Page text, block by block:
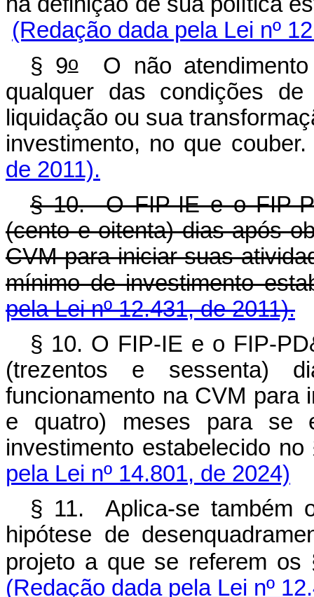
(Redação dada pela Lei nº
§ 9oO não atendimento
qualquer das condições
liquidação ou sua
investimento, no que
de 2011).
§ 10. O FIP-IE e o FIP-
(cento e oitenta) dias após
CVM para iniciar suas
mínimo de investimento
pela Lei nº 12.431, de 2011).
§ 10. O FIP-IE e o FIP-
(trezentos e sessenta)
funcionamento na CVM para
e quatro) meses para se
investimento estabelecido
pela Lei nº 14.801, de 2024)
§ 11. Aplica-se também
hipótese de
projeto a que se referem os
(Redação dada pela Lei nº